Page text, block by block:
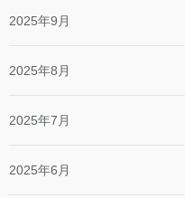
2025年9月
2025年8月
2025年7月
2025年6月